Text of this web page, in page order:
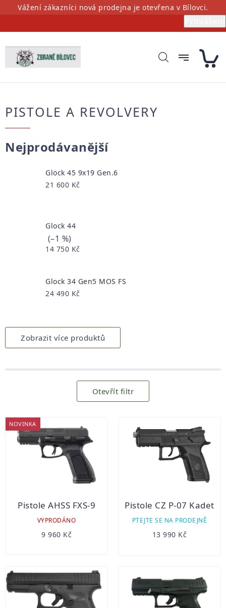
PřejítVážení zákazníci nová prodejna je otevřena v Bílovci.
PISTOLE A REVOLVERY
Nejprodávanější
Glock 45 9x19 Gen.6
21 600 Kč
Glock 44
(–1 %)
14 750 Kč
Glock 34 Gen5 MOS FS
24 490 Kč
Zobrazit více produktů
Otevřít filtr
produktů
NOVINKA
Pistole AHSS FXS-9
VYPRODÁNO
9 960 Kč
Pistole CZ P-07 Kadet
PTEJTE SE NA PRODEJNĚ
13 990 Kč